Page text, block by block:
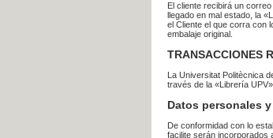
El cliente recibirá un
llegado en mal estado, la
el Cliente el que corra con
embalaje original.
TRANSACCIONES
La Universitat Politècnica
través de la «Librería UPV».
Datos personales
De conformidad con lo
facilite serán incorporados